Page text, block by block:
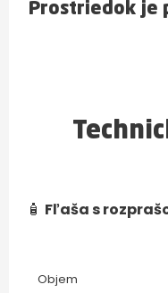
Prostriedok je
🧴 Fľaša s
Objem